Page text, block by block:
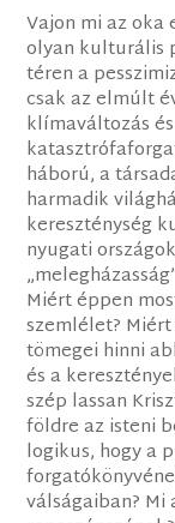
Vajon mi az
olyan kulturális
téren a
csak az elmúlt
klímaváltozás
háború, a
harmadik
kereszténység
nyugati
Miért éppen
szemlélet?
tömegei hinni
és a
szép lassan
földre az isteni
logikus, hogy a
válságaiban?